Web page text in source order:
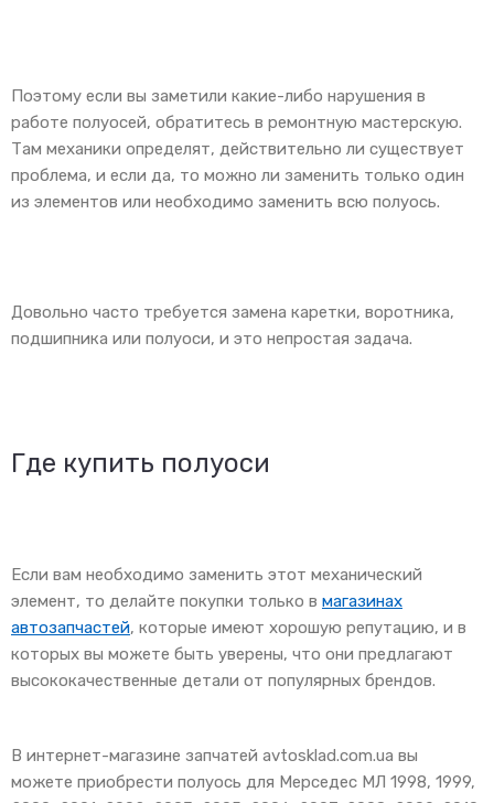
Поэтому если вы заметили какие-либо нарушения в
работе полуосей, обратитесь в ремонтную мастерскую.
Там механики определят, действительно ли существует
проблема, и если да, то можно ли заменить только один
из элементов или необходимо заменить всю полуось.
Довольно часто требуется замена каретки, воротника,
подшипника или полуоси, и это непростая задача.
Где купить полуоси
Если вам необходимо заменить этот механический
элемент, то делайте покупки только в магазинах
автозапчастей, которые имеют хорошую репутацию, и в
которых вы можете быть уверены, что они предлагают
высококачественные детали от популярных брендов.
В интернет-магазине запчатей avtosklad.com.ua вы
можете приобрести полуось для Мерседес МЛ 1998, 1999,